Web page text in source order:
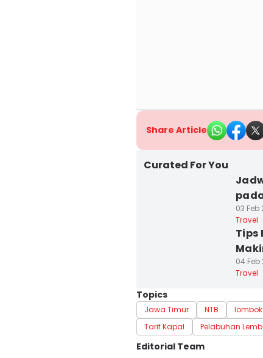
Share Article
Curated For You
03 Feb
Travel
Tips
04 Feb
Travel
Topics
Jawa Timur NTB lombok
Tarif Kapal
Pelabuhan
Editorial Team